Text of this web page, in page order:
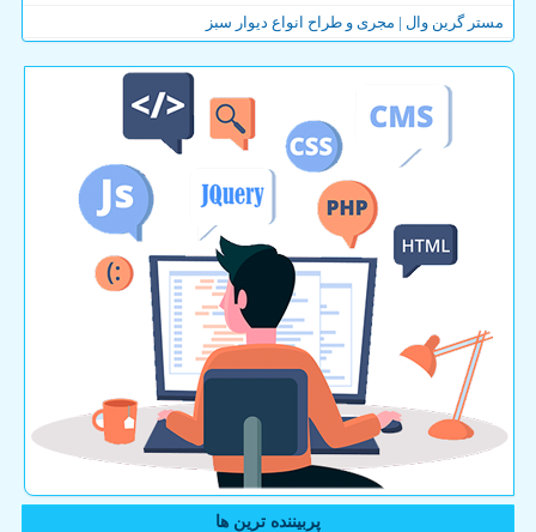
مستر گرین وال | مجری و طراح انواع دیوار سبز
پربیننده ترین ها